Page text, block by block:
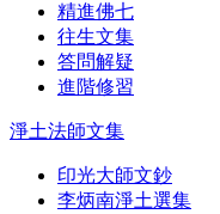
精進佛七
往生文集
答問解疑
進階修習
淨土法師文集
印光大師文鈔
李炳南淨土選集